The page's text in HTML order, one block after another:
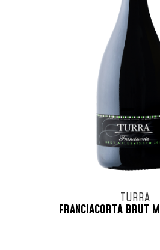
TURRA
FRANCIACORTA BRUT